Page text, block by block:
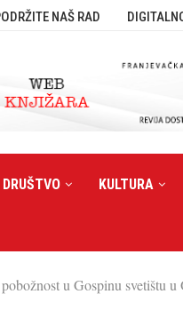
NAŠ RAD
DRUŠTVO KULTURA
u Gospinu svetištu u